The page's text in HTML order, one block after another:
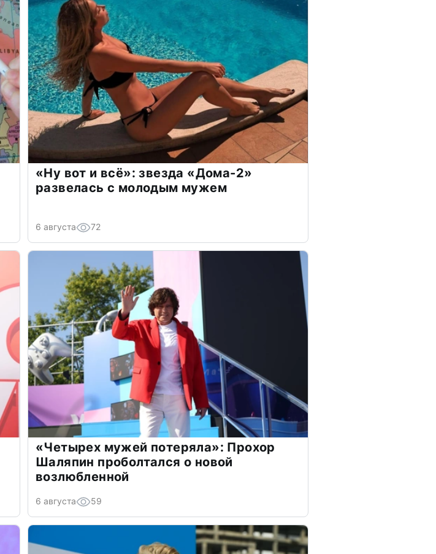
«Ну вот и всё»: звезда «Дома-2»
развелась с молодым мужем
6 августа 72
«Четырех мужей потеряла»: Прохор
Шаляпин проболтался о новой
возлюбленной
6 августа 59